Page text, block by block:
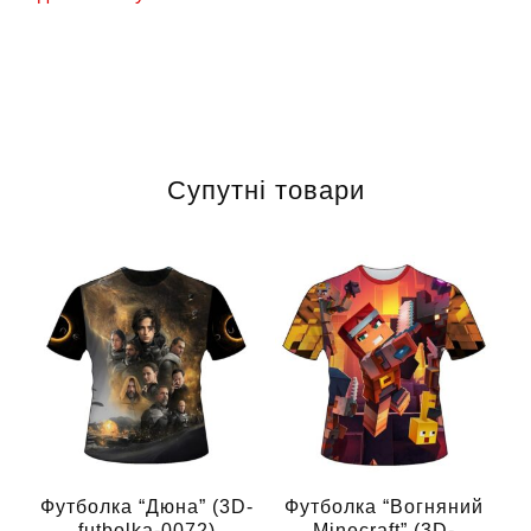
Супутні товари
Футболка “Дюна” (3D-
Футболка “Вогняний